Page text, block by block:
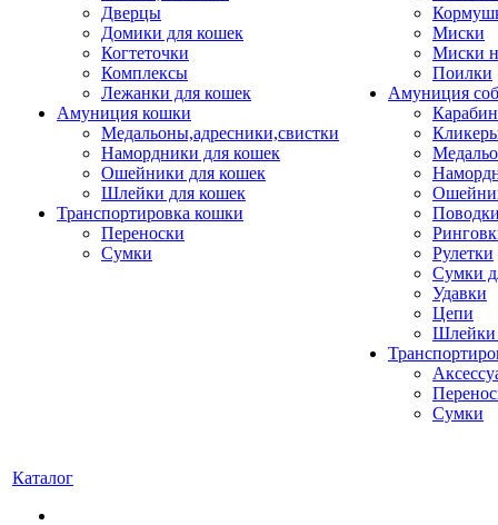
Дверцы
Домики для кошек
Когтеточки
Комплексы
Лежанки для кошек
Амуниция кошки
Медальоны,адресники,свистки
Намордники для кошек
Ошейники для кошек
Шлейки для кошек
Транспортировка кошки
Переноски
Сумки
Миски
Миски
Поилки
Амуниция
Рулетки
Сумки
Удавки
Цепи
Шлейки
Сумки
Каталог